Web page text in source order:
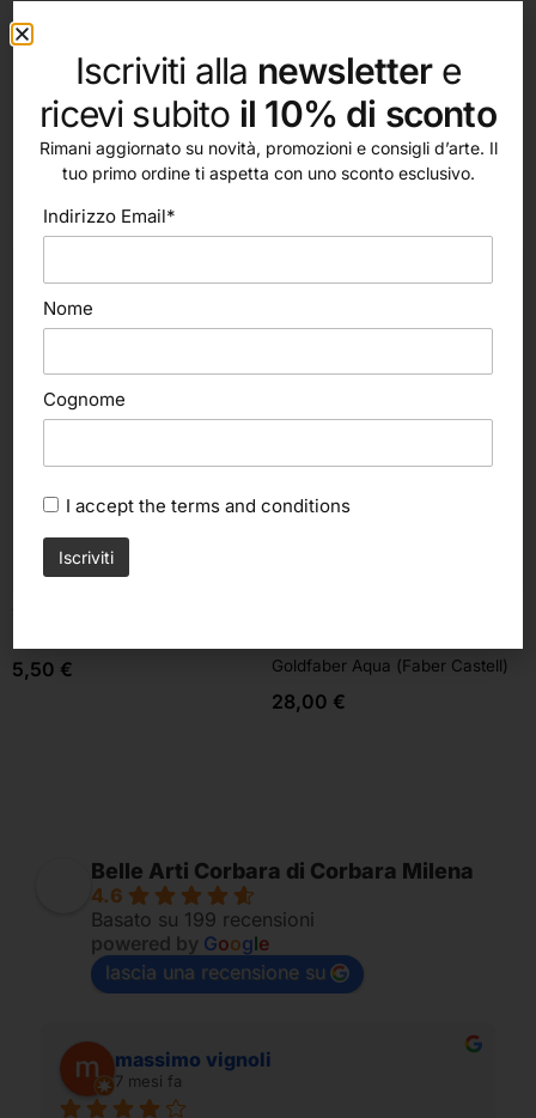
altri nostri prodotti
5,50 € Goldfaber Aqua (Faber Castell)
28,00 €
Belle Arti Corbara di Corbara Milena
4.6
Basato su 199 recensioni
powered by Google
lascia una recensione su
massimo vignoli
7 mesi fa
Iscriviti alla newslettere
ricevi subito il 10% di sconto
Rimani aggiornato su novità, promozioni e consigli d’arte. Il
tuo primo ordine ti aspetta con uno sconto esclusivo.
Indirizzo Email*
Nome
Cognome
I accept the terms and conditions